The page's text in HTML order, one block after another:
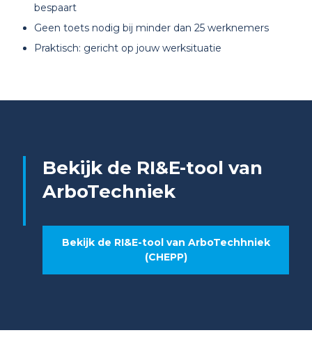
bespaart
Geen toets nodig bij minder dan 25 werknemers
Praktisch: gericht op jouw werksituatie
Bekijk de RI&E-tool van
ArboTechniek
Bekijk de RI&E-tool van ArboTechhniek
(CHEPP)